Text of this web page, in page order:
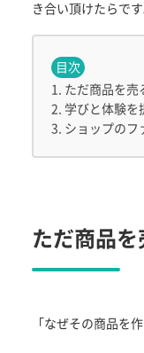
き合い頂けたらです
目次
ただ商品を売
学びと体験を
ショップのフ
ただ商品
「なぜその商品を